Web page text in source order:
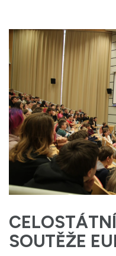
SOUTĚŽE